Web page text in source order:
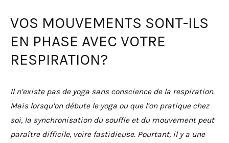
VOS MOUVEMENTS SONT-ILS
EN PHASE AVEC VOTRE
RESPIRATION?
Il n’existe pas de yoga sans conscience de la respiration.
Mais lorsqu’on débute le yoga ou que l’on pratique chez
soi, la synchronisation du souffle et du mouvement peut
paraître difficile, voire fastidieuse. Pourtant, il y a une